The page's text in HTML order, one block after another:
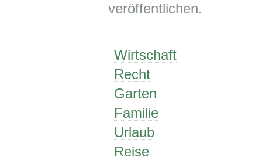
veröffentlichen.
Wirtschaft
Recht
Garten
Familie
Urlaub
Reise